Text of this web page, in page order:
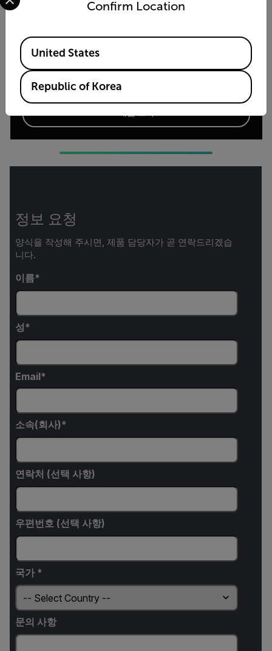
고정-마운트형 열화상 카메라
Axxx 시리즈 이미지 스트리밍
정보 요청
양식을 작성해 주시면, 제품 담당자가 곧 연락드리겠습
니다.
이름
성
Email
소속(회사)
연락처 (선택 사항)
우편번호 (선택 사항)
국가 *
문의 사항
Confirm Location
Available Locations
United States
Republic of Korea